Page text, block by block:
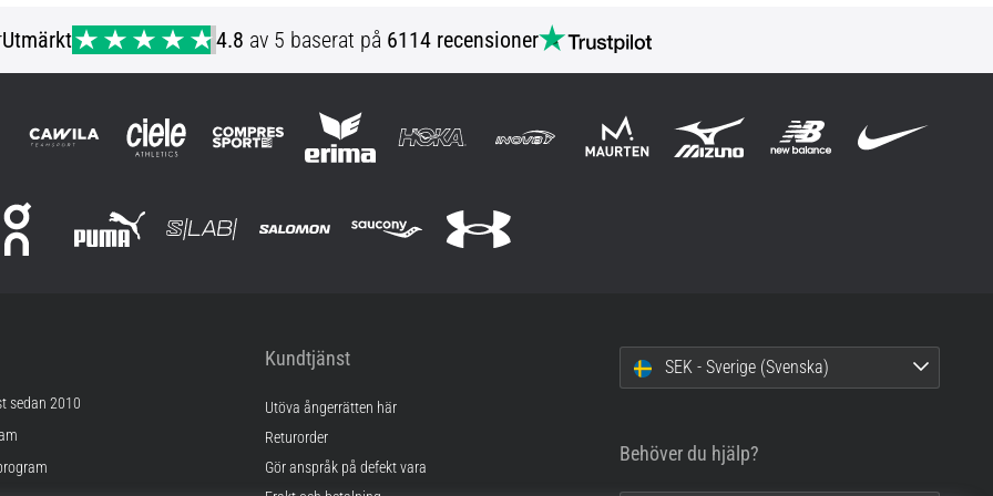
Utmärkt 4.8 av 5 baserat på 6114 recensioner
sedan 2010
Kundtjänst
Utöva ångerrätten här
Returorder
Gör anspråk på defekt vara
SEK - Sverige (Svenska)
Behöver du hjälp?